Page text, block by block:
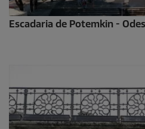
Escadaria de Potemkin -